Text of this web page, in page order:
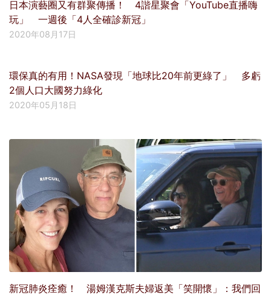
日本演藝圈又有群聚傳播！ 4諧星聚會「YouTube直播嗨
玩」 一週後「4人全確診新冠」
2020年08月17日
環保真的有用！NASA發現「地球比20年前更綠了」 多虧
2個人口大國努力綠化
2020年05月18日
新冠肺炎痊癒！ 湯姆漢克斯夫婦返美「笑開懷」：我們回